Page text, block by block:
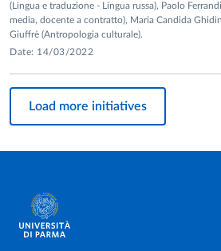
(Lingua e traduzione - Lingua russa), Paolo
media, docente a contratto), Maria Candida
Giuffrè (Antropologia culturale).
Date: 14/03/2022
Load more initiatives